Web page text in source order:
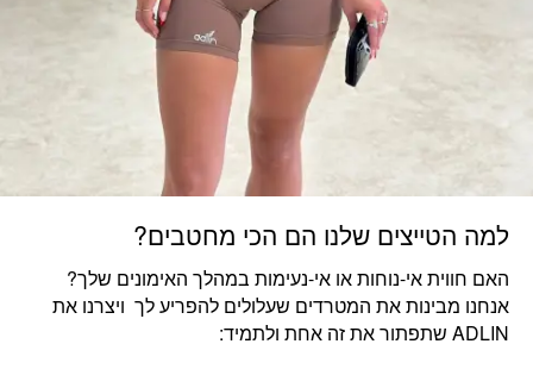
למה הטייצים שלנו הם הכי מחטבים?
האם חווית אי-נוחות או אי-נעימות במהלך האימונים שלך?
אנחנו מבינות את המטרדים שעלולים להפריע לך ויצרנו את
ADLIN שתפתור את זה אחת ולתמיד: